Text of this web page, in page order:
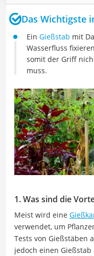
Das Wichtigste
Ein Gießstab mit
Wasserfluss
somit der Griff
muss.
1. Was sind die
Meist wird eine
verwendet, um
Tests von Gießstäben
jedoch einen